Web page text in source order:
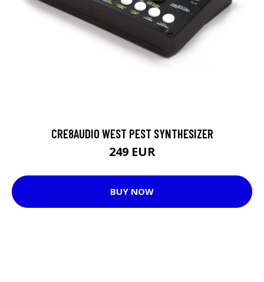
CRE8AUDIO WEST PEST SYNTHESIZER
249 EUR
BUY NOW